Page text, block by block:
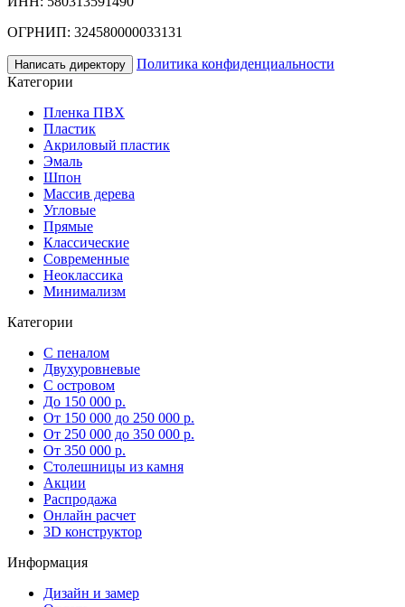
ОГРНИП: 324580000033131
Написать директору
Политика конфиденциальности
Категории
Пленка ПВХ
Пластик
Акриловый пластик
Эмаль
Шпон
Массив дерева
Угловые
Прямые
Классические
Современные
Неоклассика
Минимализм
Категории
С пеналом
Двухуровневые
С островом
До 150 000 р.
От 150 000 до 250 000 р.
От 250 000 до 350 000 р.
От 350 000 р.
Столешницы из камня
Акции
Распродажа
Онлайн расчет
3D конструктор
Информация
Дизайн и замер